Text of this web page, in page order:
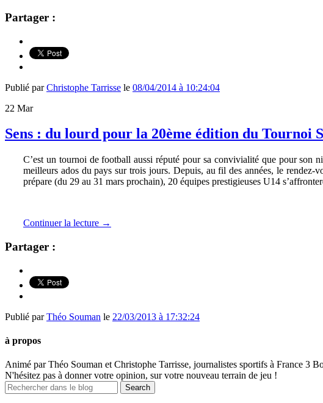
Partager :
Publié parChristophe Tarrisse le 08/04/2014 à 10:24:04
22 Mar
Sens : du lourd pour la 20ème édition du Tournoi
C’est un tournoi de football aussi réputé pour sa convivialité que pour son
meilleurs ados du pays sur trois jours. Depuis, au fil des années, le
prépare (du 29 au 31 mars prochain), 20 équipes prestigieuses U14
Continuer la lecture →
Partager :
Publié parThéo Souman le 22/03/2013 à 17:32:24
à propos
Animé par Théo Souman et Christophe Tarrisse, journalistes sportifs à France 3
N'hésitez pas à donner votre opinion, sur votre nouveau terrain de jeu !